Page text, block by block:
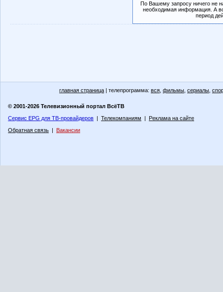
По Вашему запросу ничего не
необходимая информация. А
период
главная страница | телепрограмма: вся фильмы сериалы
© 2001-2026 Телевизионный портал ВсёТВ
Сервис EPG для ТВ-провайдеров | Телекомпаниям | Реклама на сайте
Обратная связь | Вакансии